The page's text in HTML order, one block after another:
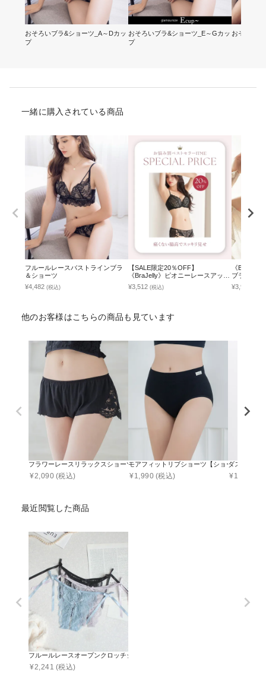
おそろいブラ&ショーツ_A～Dカッ
プ
おそろいブラ&ショーツ_E～Gカッ
プ
おそろい
一緒に購入されている商品
フルールレースバストラインブラ
＆ショーツ
¥4,482 (税込)
【SALE限定20％OFF】
《BraJelly》ピオニーレースアップ
ブラ＆ショーツ
¥3,512 (税込)
《BraJelly
ブラ【ブラ
¥3,990
他のお客様はこちらの商品も見ています
フラワーレースリラックスショーツ【ショーツ単品】
¥2,090 (税込)
モアフィットリブショーツ【ショーツ単品】
¥1,990 (税込)
ダスティフ
¥1,881
最近閲覧した商品
フルールレースオープンクロッチショーツ【ショーツ単品】
¥2,241 (税込)